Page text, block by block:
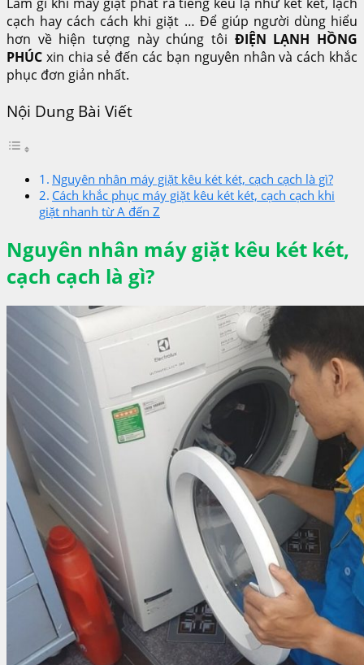
cạch hay cách cách khi giặt … Để giúp người dùng hiểu
hơn về hiện tượng này chúng tôi ĐIỆN LẠNH HỒNG
PHÚC xin chia sẻ đến các bạn nguyên nhân và cách khắc
phục đơn giản nhất.
Nội Dung Bài Viết
Nguyên nhân máy giặt kêu két két, cạch cạch là gì?
Cách khắc phục máy giặt kêu két két, cạch cạch khi
giặt nhanh từ A đến Z
Nguyên nhân máy giặt kêu két két,
cạch cạch là gì?